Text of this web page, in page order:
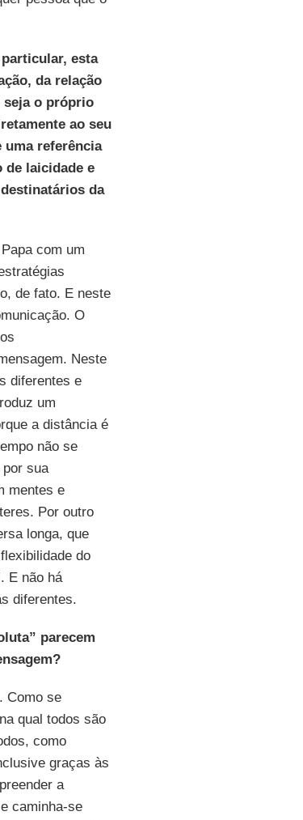
esta
da relação
seja o próprio
ao seu
referência
laicidade e
da
com um
de fato. E neste
O
Neste
diferentes e
um
a distância é
não se
sua
mentes e
Por outro
longa, que
do
E não há
diferentes.
parecem
Como se
qual todos são
como
graças às
a
caminha-se